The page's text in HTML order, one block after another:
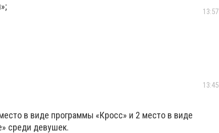
в виде программы «Кросс» и 2 место в виде
среди девушек.
13:57
13:45